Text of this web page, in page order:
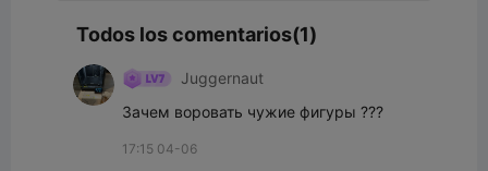
Todos los comentarios(1)
Juggernaut
Зачем воровать чужие фигуры ???
17:15 04-06